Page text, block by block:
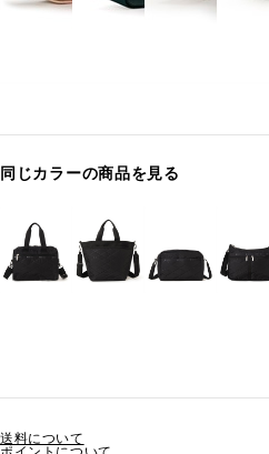
同じカラーの商品を見る
送料について